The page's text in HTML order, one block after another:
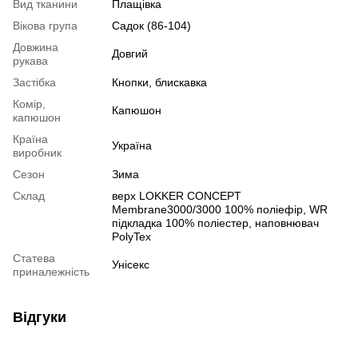
Вид тканини
Плащівка
Вікова група
Садок (86-104)
Довжина
рукава
Довгий
Застібка
Кнопки, блискавка
Комір,
капюшон
Капюшон
Країна
виробник
Україна
Сезон
Зима
Склад
верх LОKKER CONCEPT
Membrane3000/3000 100% поліефір, WR
підкладка 100% поліестер, наповнювач
PolyTex
Статева
приналежність
Унісекс
Відгуки